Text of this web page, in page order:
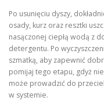
Po usunięciu dyszy,
osady, kurz oraz resztki
nasączonej ciepłą wodą z
detergentu. Po
szmatką, aby zapewnić
pomijaj tego etapu, gdyż
może prowadzić do
w systemie.